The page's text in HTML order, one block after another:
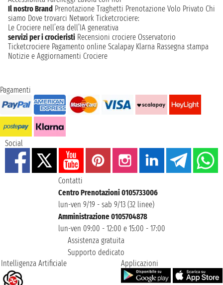
Lasciati ispirare dalla storia millenaria e dalla bellezza dei
paesaggi marini, vivendo un'esperienza che unisce cultura e
relax. A bordo, ogni desiderio sarà esaudito, mentre navighi
verso destinazioni iconiche. Una partenza da Atene ti
garantisce un inizio di viaggio emozionante, unendo la
ricchezza del passato con il piacere di una moderna avventura
in mare.
Il nostro Brand Prenotazione Traghetti Prenotazione Volo Privato Chi
siamo Dove trovarci Network Ticketcrociere:
Le Crociere nell’era dell’IA generativa
servizi per i crocieristi Recensioni crociere Osservatorio
Ticketcrociere Pagamento online Scalapay Klarna Rassegna stampa
Notizie e Aggiornamenti Crociere
Pagamenti
Social
Contatti
Centro Prenotazioni 0105733006
lun-ven 9/19 - sab 9/13 (32 linee)
Amministrazione 0105704878
lun-ven 09:00 - 12:00 e 15:00 - 17:00
Assistenza gratuita
Supporto dedicato
Intelligenza Artificiale
Applicazioni